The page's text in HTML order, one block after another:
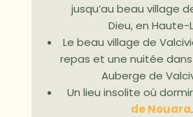
jusqu’au beau village
Dieu, en Haute-
Le beau village de
repas et une nuitée
Auberge de
Un lieu insolite où
de Nouara.